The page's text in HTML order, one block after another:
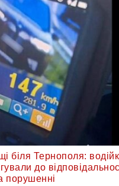
біля Тернополя:
до
порушенні